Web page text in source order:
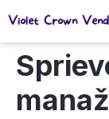
Violet Crown